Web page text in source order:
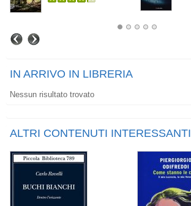
IN ARRIVO IN LIBRERIA
Nessun risultato trovato
ALTRI CONTENUTI INTERESSANTI